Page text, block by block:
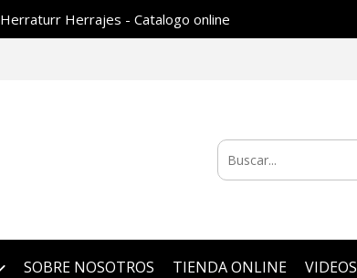
Herraturr Herrajes - Catalogo online
SOBRE NOSOTROS TIENDA ONLINE VIDEOS